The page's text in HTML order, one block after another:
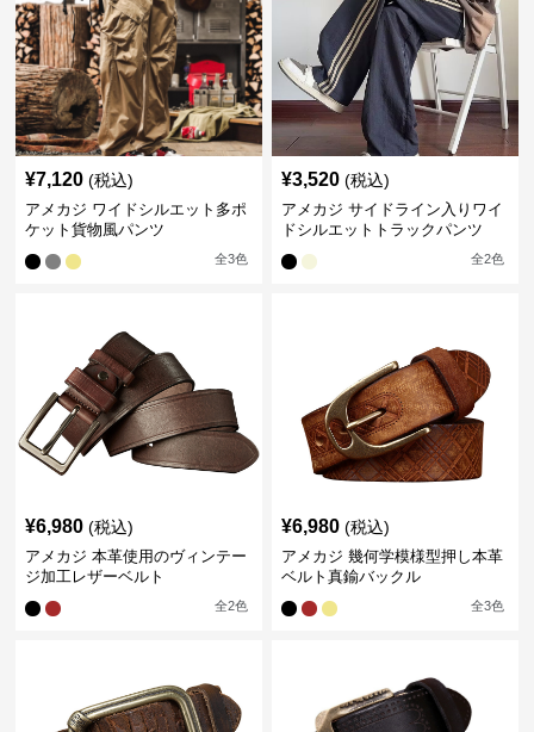
¥7,120 (税込)
アメカジ ワイドシルエット多ポ
ケット貨物風パンツ
全3色
¥3,520 (税込)
アメカジ サイドライン入りワイ
ドシルエットトラックパンツ
全2色
¥6,980 (税込)
アメカジ 本革使用のヴィンテー
ジ加工レザーベルト
全2色
¥6,980 (税込)
アメカジ 幾何学模様型押し本革
ベルト真鍮バックル
全3色